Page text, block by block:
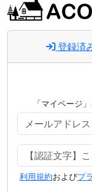
登録済
「マイページ
利用規約およびプ